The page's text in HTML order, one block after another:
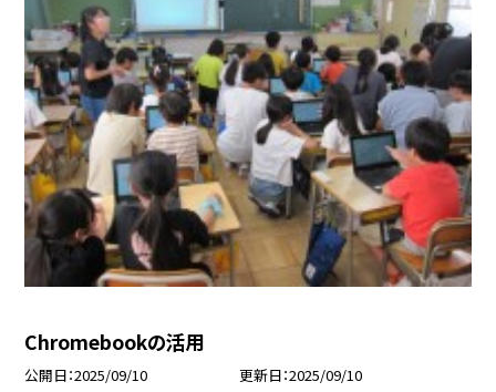
Chromebookの活用
公開日 2025/09/10 更新日 2025/09/10